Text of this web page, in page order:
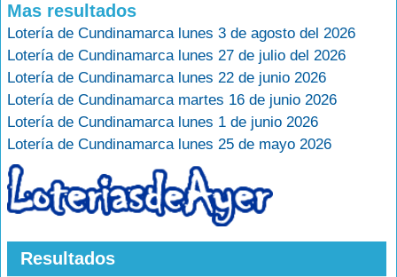
Mas resultados
Lotería de Cundinamarca lunes 3 de agosto del 2026
Lotería de Cundinamarca lunes 27 de julio del 2026
Lotería de Cundinamarca lunes 22 de junio 2026
Lotería de Cundinamarca martes 16 de junio 2026
Lotería de Cundinamarca lunes 1 de junio 2026
Lotería de Cundinamarca lunes 25 de mayo 2026
Resultados